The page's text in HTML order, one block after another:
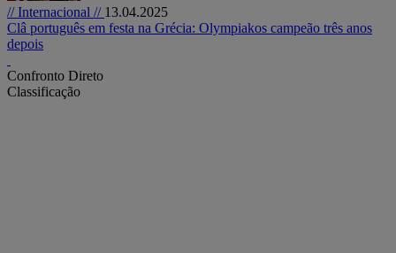
// Internacional // 13.04.2025
Clâ português em festa na Grécia: Olympiakos campeão três anos
depois
Confronto Direto
Classificação